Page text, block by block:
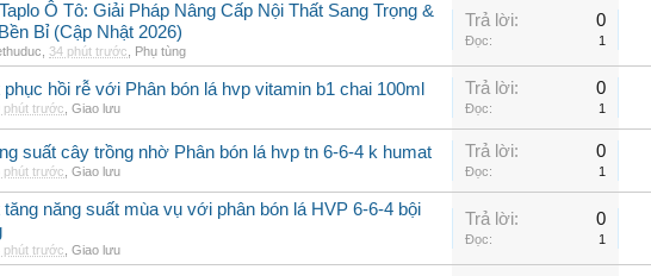
Ô Tô: Giải Pháp Nâng Cấp Nội Thất Sang Trọng &
Bỉ (Cập Nhật 2026)
34 phút trước Phụ tùng
Trả lời: 0
Đọc: 1
phục hồi rễ với Phân bón lá hvp vitamin b1 chai 100ml
phút trước Giao lưu
Trả lời: 0
Đọc: 1
suất cây trồng nhờ Phân bón lá hvp tn 6-6-4 k humat
phút trước Giao lưu
Trả lời: 0
Đọc: 1
tăng năng suất mùa vụ với phân bón lá HVP 6-6-4 bội
phút trước Giao lưu
Trả lời: 0
Đọc: 1